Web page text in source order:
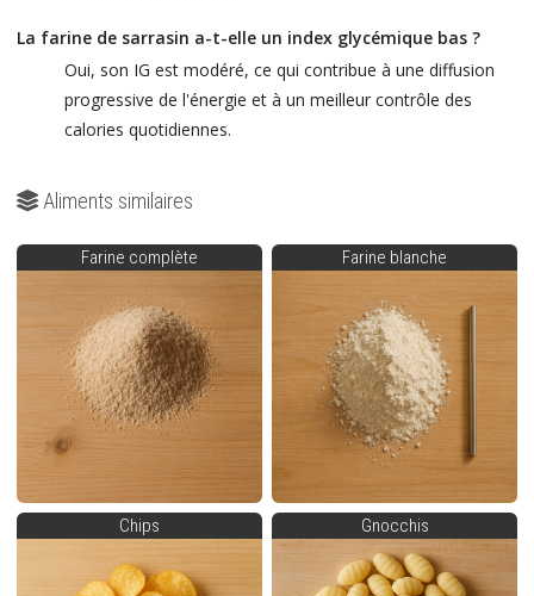
La farine de sarrasin a-t-elle un index glycémique bas ?
Oui, son IG est modéré, ce qui contribue à une diffusion
progressive de l'énergie et à un meilleur contrôle des
calories quotidiennes.
Aliments similaires
Farine complète Farine blanche
Chips Gnocchis